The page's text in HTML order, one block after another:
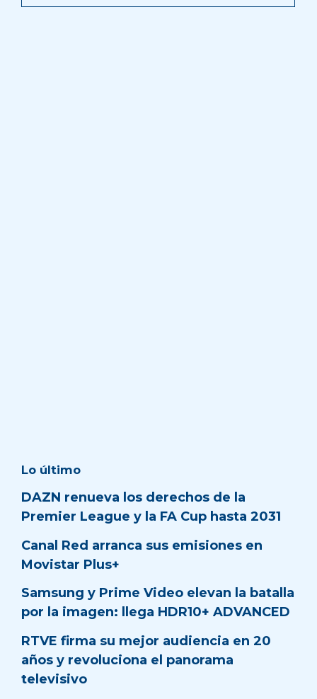
Lo último
DAZN renueva los derechos de la
Premier League y la FA Cup hasta 2031
Canal Red arranca sus emisiones en
Movistar Plus+
Samsung y Prime Video elevan la batalla
por la imagen: llega HDR10+ ADVANCED
RTVE firma su mejor audiencia en 20
años y revoluciona el panorama
televisivo